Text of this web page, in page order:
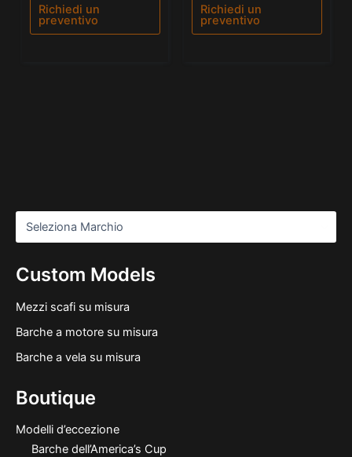
Custom Models
Mezzi scafi su misura
Barche a motore su misura
Barche a vela su misura
Boutique
Modelli d’eccezione
Barche dell’America’s Cup
Richiedi un
preventivo
Richiedi un
preventivo